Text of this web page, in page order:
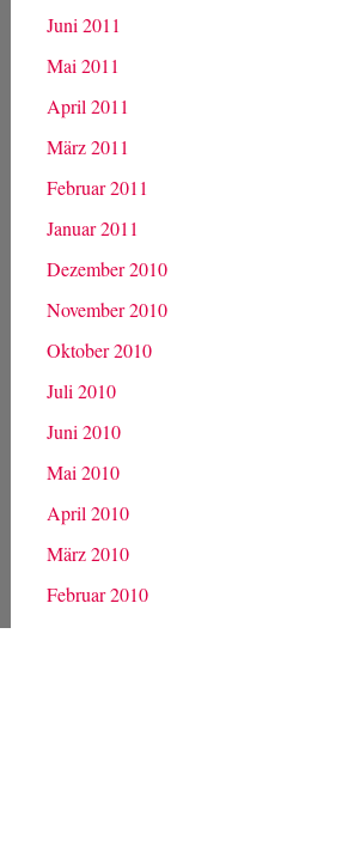
Juni 2011
Mai 2011
April 2011
März 2011
Februar 2011
Januar 2011
Dezember 2010
November 2010
Oktober 2010
Juli 2010
Juni 2010
Mai 2010
April 2010
März 2010
Februar 2010